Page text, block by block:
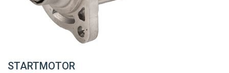
STARTMOTOR